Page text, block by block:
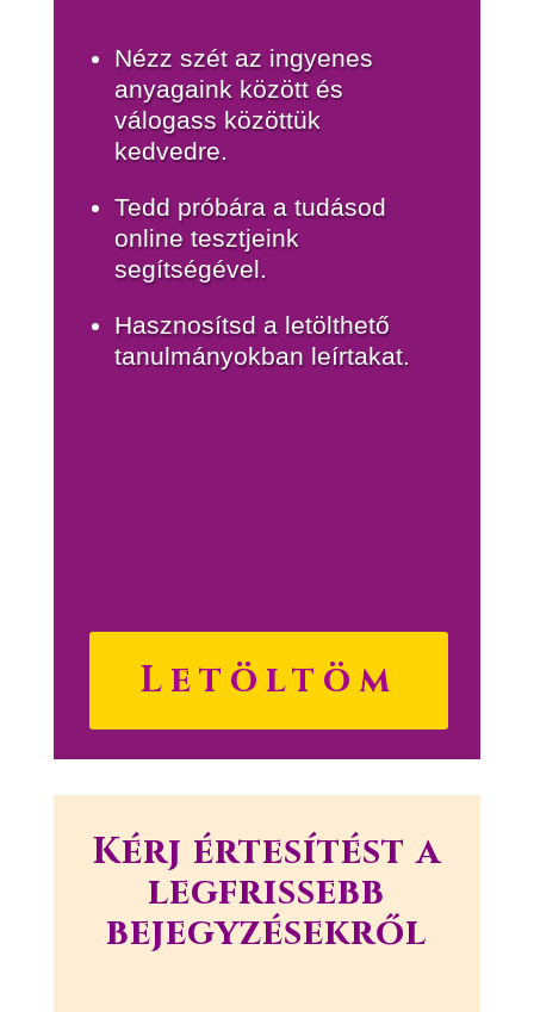
Nézz szét az ingyenes
anyagaink között és
válogass közöttük
kedvedre.
Tedd próbára a tudásod
online tesztjeink
segítségével.
Hasznosítsd a letölthető
tanulmányokban leírtakat.
Letöltöm
Kérj értesítést a
legfrissebb
bejegyzésekről